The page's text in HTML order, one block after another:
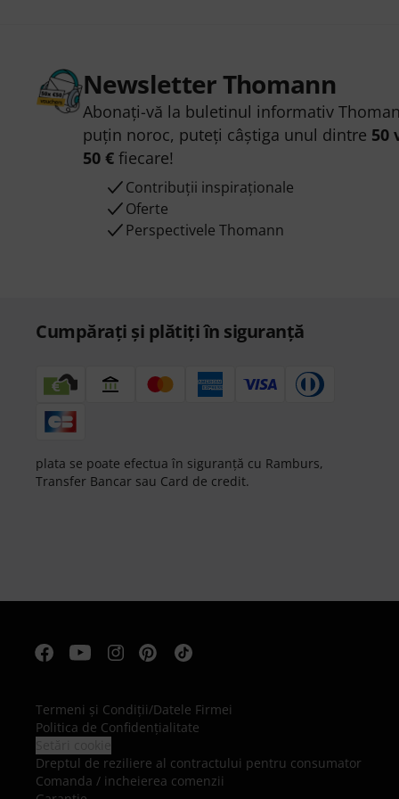
Newsletter Thomann
Abonați-vă la buletinul informativ
puțin noroc, puteți câștiga unul dintre 50
50 €fiecare!
Contribuții inspiraționale
Oferte
Perspectivele Thomann
Cumpărați și plătiți în siguranță
plata se poate efectua în siguranță cu Ramburs,
Transfer Bancar sau Card de credit.
Termeni şi Condiţii/Datele Firmei
Politica de Confidenţialitate
Dreptul de reziliere al contractului pentru consumator
Comanda / incheierea comenzii